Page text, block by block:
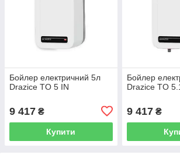
Бойлер електричний 5л
Drazice TO 5 IN
9 417 ₴
Купити
Бойлер
Drazice TO
9 417₴